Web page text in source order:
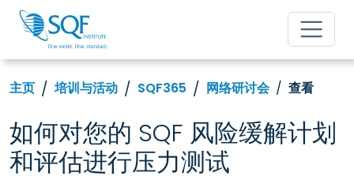
主页 培训与活动 SQF365 网络研讨会 查看
如何对您的 SQF 风险缓解计划
和评估进行压力测试